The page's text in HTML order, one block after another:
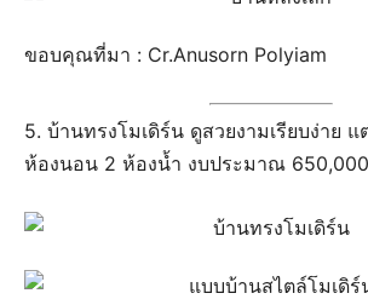
ขอบคุณที่มา : Cr.Anusorn Polyiam
5. บ้านทรงโมเดิร์น ดูสวยงามเรียบง่าย
ห้องนอน 2 ห้องน้ำ งบประมาณ